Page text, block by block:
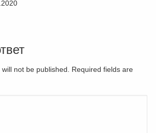
not be published. Required fields are